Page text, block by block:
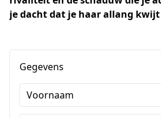
je dacht dat je haar allang kwijt
Gegevens
Voornaam